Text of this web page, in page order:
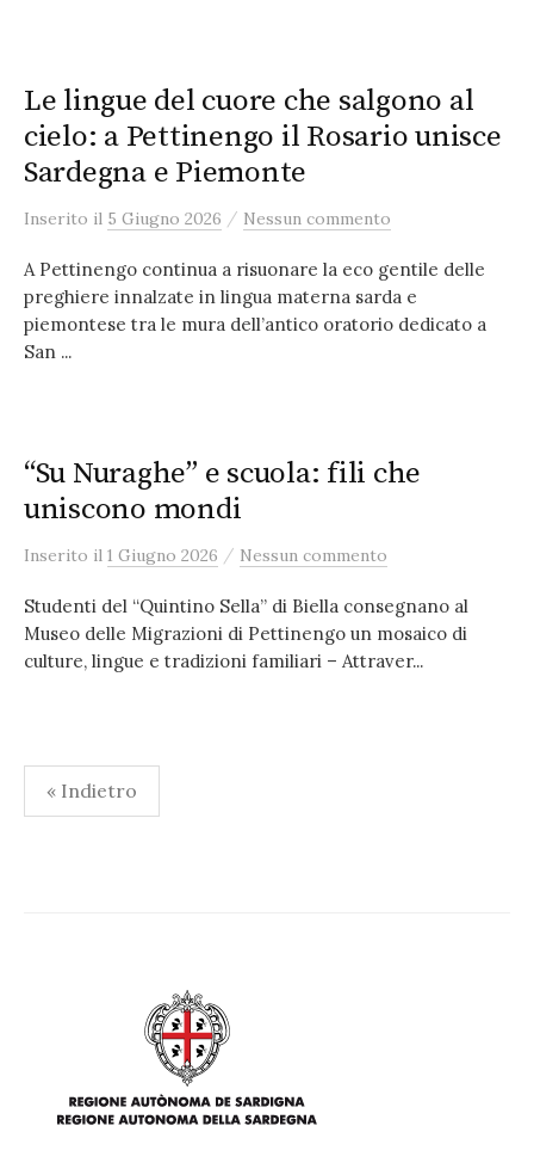
Le lingue del cuore che salgono al
cielo: a Pettinengo il Rosario unisce
Sardegna e Piemonte
Inserito il 5 Giugno 2026 / Nessun commento
A Pettinengo continua a risuonare la eco gentile delle
preghiere innalzate in lingua materna sarda e
piemontese tra le mura dell’antico oratorio dedicato a
San ...
“Su Nuraghe” e scuola: fili che
uniscono mondi
Inserito il 1 Giugno 2026 / Nessun commento
Studenti del “Quintino Sella” di Biella consegnano al
Museo delle Migrazioni di Pettinengo un mosaico di
culture, lingue e tradizioni familiari – Attraver...
Paginazione
degli
« Indietro